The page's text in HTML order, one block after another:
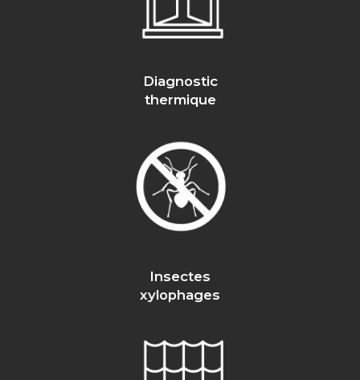
Diagnostic
thermique
Insectes
xylophages